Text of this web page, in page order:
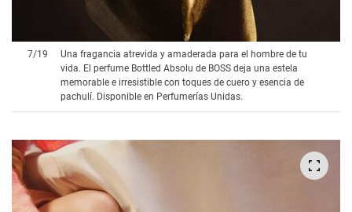
7/19
Una fragancia atrevida y amaderada para el hombre de tu
vida. El perfume Bottled Absolu de BOSS deja una estela
memorable e irresistible con toques de cuero y esencia de
pachulí. Disponible en Perfumerías Unidas.